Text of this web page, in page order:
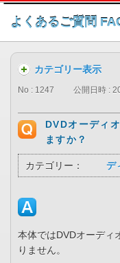
よくあるご質問
カテゴリー表示
No : 1247 公開日時 :
DVDオーディ
ますか？
カテゴリー： デ
本体ではDVDオーディ
りません。